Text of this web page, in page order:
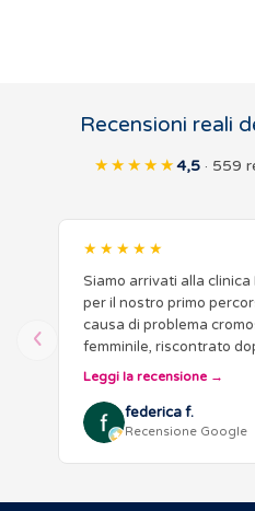
Recensioni reali
★★★★★4,5· 559
★★★★★
Siamo arrivati alla clinica
per il nostro primo
causa di problema
femminile, riscontrato
aborti in Italia. Da subito
Leggi la recensione
federica f.
Recensione Google